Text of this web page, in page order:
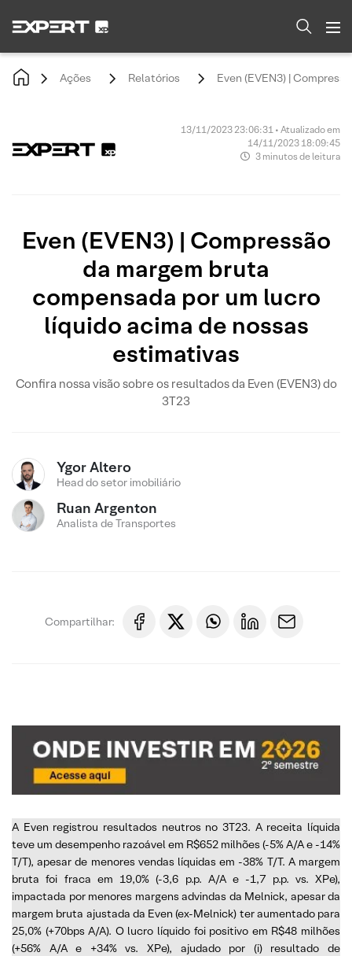
Ações Relatórios Even (EVEN3) |
13/11/2023 23:06:31 • Atualizado em
14/11/2023 18:09:45
3 minutos de leitura
Even (EVEN3) | Compressão
da margem bruta
compensada por um lucro
líquido acima de nossas
estimativas
Confira nossa visão sobre os resultados da Even (EVEN3) do
3T23
Ygor Altero
Head do setor imobiliário
Ruan Argenton
Analista de Transportes
Compartilhar:
A Even registrou resultados neutros no 3T23. A receita líquida
teve um desempenho razoável em R$652 milhões (-5% A/A e -14%
T/T), apesar de menores vendas líquidas em -38% T/T. A margem
bruta foi fraca em 19,0% (-3,6 p.p. A/A e -1,7 p.p. vs. XPe),
impactada por menores margens advindas da Melnick, apesar da
margem bruta ajustada da Even (ex-Melnick) ter aumentado para
25,0% (+70bps A/A). O lucro líquido foi positivo em R$48 milhões
(+56% A/A e +34% vs. XPe), ajudado por (i) resultado de